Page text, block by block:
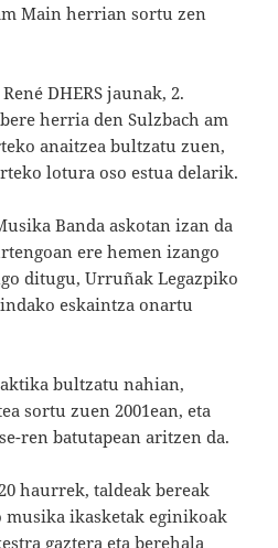
Main herrian sortu zen
DHERS jaunak, 2.
herria den Sulzbach am
anaitzea bultzatu zuen,
lotura oso estua delarik.
Banda askotan izan da
ere hemen izango
ditugu, Urruñak Legazpiko
eskaintza onartu
bultzatu nahian,
sortu zuen 2001ean, eta
ren batutapean aritzen da.
haurrek, taldeak bereak
ikasketak eginikoak
gaztera eta berehala